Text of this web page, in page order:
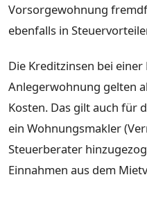
Vorsorgewohnung
ebenfalls in
Die Kreditzinsen bei
Anlegerwohnung gelten
Kosten. Das gilt auch für
ein Wohnungsmakler
Steuerberater
Einnahmen aus dem